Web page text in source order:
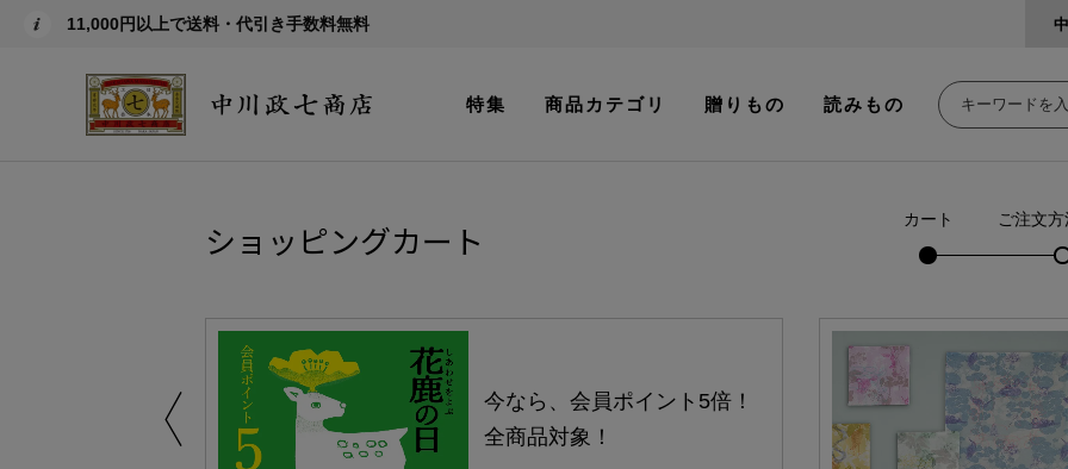
11,000円以上で送料・代引き手数料無料
特集 商品カテゴリ 贈りもの 読みもの
ショッピングカート カート ご注文
今なら、会員ポイント5倍！
全商品対象！